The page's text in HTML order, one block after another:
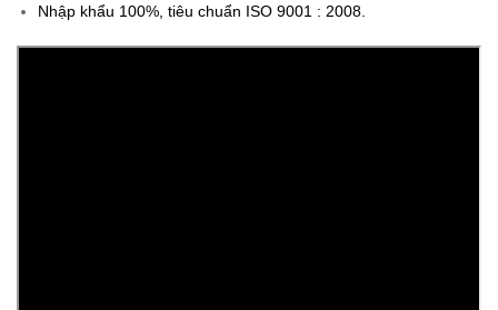
Nhập khẩu 100%, tiêu chuẩn ISO 9001 : 2008.